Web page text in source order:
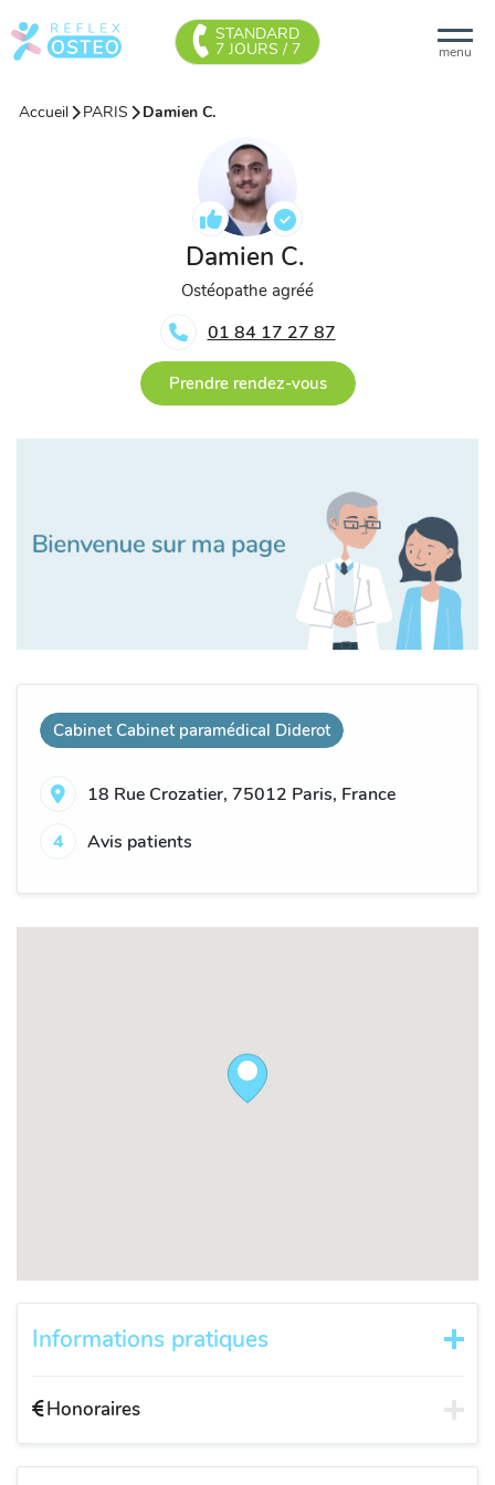
menu
STANDARD
7 JOURS / 7
Accueil PARIS Damien C.
Damien C.
Ostéopathe agréé
01 84 17 27 87
Prendre rendez-vous
Cabinet Cabinet paramédical Diderot
18 Rue Crozatier, 75012 Paris, France
4
Avis patients
Informations pratiques
Honoraires